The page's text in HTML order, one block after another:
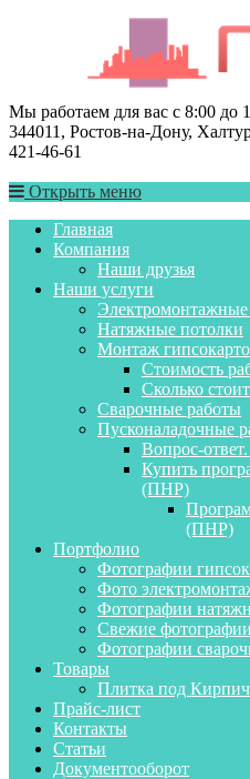
Мы работаем для вас с 8:00 до
344011, Ростов-на-Дону,
421-46-61
Открыть меню
Главная
Компания
Наши друзья
Наши услуги
Натяжные потолки
Монтаж
Стоимость
Сколько
Сварочные работы
Пусконаладочные
Вопрос-
Купить
(ПНР)
(ПНР)
Портфолио
Фотографии
Фото
Фотографии
Свежие
Фотографии
Товары
Плитка под Кирпич
Прайс-лист
Контакты
Статьи
Документооборот